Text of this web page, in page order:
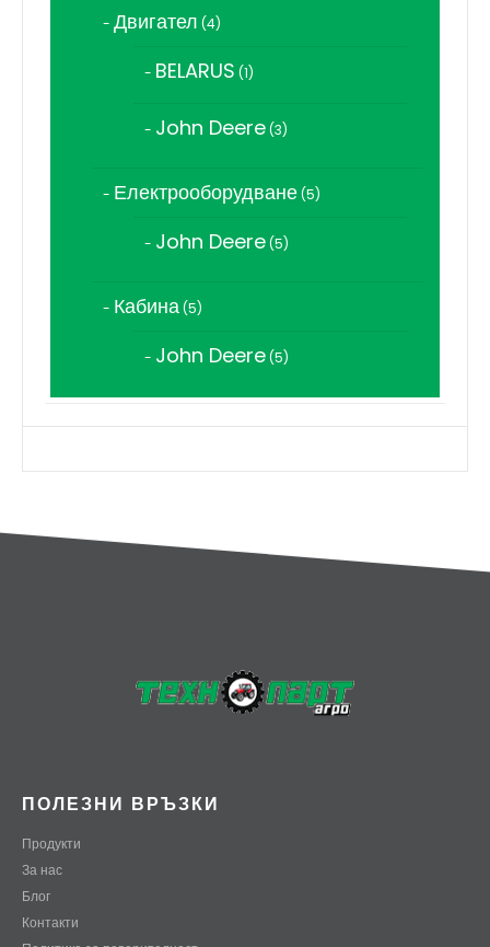
Двигател 44
BELARUS 11
John Deere 33
Електрооборудване 55
John Deere 55
Кабина 55
John Deere 55
ПОЛЕЗНИ ВРЪЗКИ
Продукти
За нас
Блог
Контакти